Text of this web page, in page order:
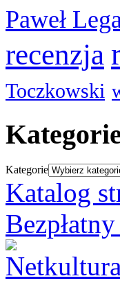
Paweł
recenzja
Toczkowski
Kategorie
Katalog